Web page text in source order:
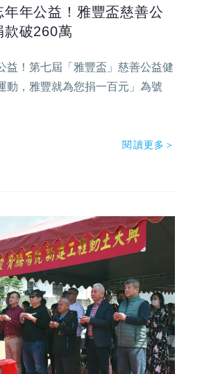
年公益！雅豐盃慈善公
款破260萬
益！第七屆「雅豐盃」慈善公益健
動，雅豐就為您捐一百元」為號
閱讀更多＞